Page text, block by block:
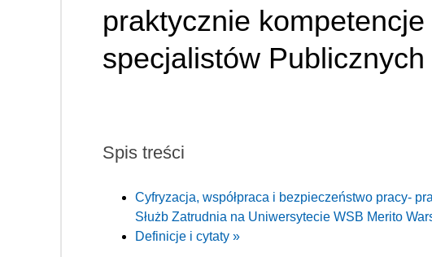
praktycznie kompetencje
specjalistów Publicznych
Spis treści
Cyfryzacja, współpraca i bezpieczeństwo pracy-
Służb Zatrudnia na Uniwersytecie WSB Merito
Definicje i cytaty »